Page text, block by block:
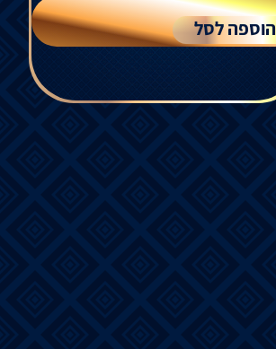
הוספה לסל